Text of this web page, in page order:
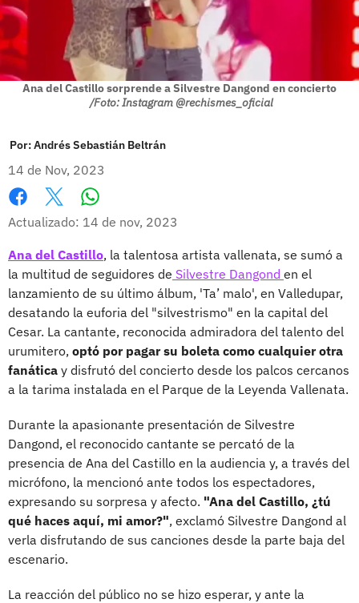
Ana del Castillo sorprende a Silvestre Dangond en concierto
/Foto: Instagram @rechismes_oficial
Por:Andrés Sebastián Beltrán
14 de Nov, 2023
Facebook
X
Actualizado: 14 de nov, 2023
Ana del Castillo, la talentosa artista vallenata, se sumó a
la multitud de seguidores de Silvestre Dangond en el
lanzamiento de su último álbum, 'Ta’ malo', en Valledupar,
desatando la euforia del "silvestrismo" en la capital del
Cesar. La cantante, reconocida admiradora del talento del
urumitero, optó por pagar su boleta como cualquier otra
fanática y disfrutó del concierto desde los palcos cercanos
a la tarima instalada en el Parque de la Leyenda Vallenata.
Durante la apasionante presentación de Silvestre
Dangond, el reconocido cantante se percató de la
presencia de Ana del Castillo en la audiencia y, a través del
micrófono, la mencionó ante todos los espectadores,
expresando su sorpresa y afecto. "Ana del Castillo, ¿tú
qué haces aquí, mi amor?", exclamó Silvestre Dangond al
verla disfrutando de sus canciones desde la parte baja del
escenario.
La reacción del público no se hizo esperar, y ante la